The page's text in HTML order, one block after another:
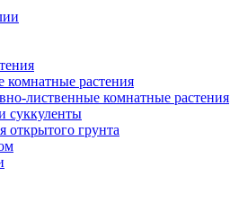
комнатные растения
лиственные комнатные растения
суккуленты
открытого грунта